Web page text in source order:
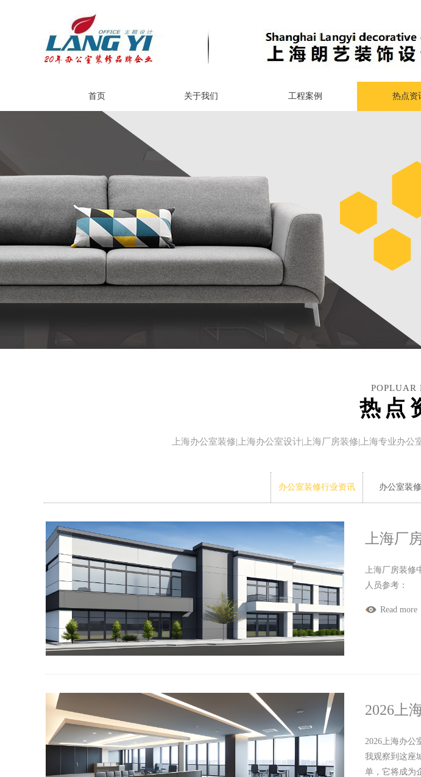
首页 关于我们 工程案例 热点资
POPLUAR
热点
上海办公室装修|上海办公室设计|上海厂房装修|上海专业办
办公室装修行业资讯 办公室装
上海厂
上海厂房装修
人员参考：
Read more
2026上
2026上海办公
我观察到这座
单，它将成为